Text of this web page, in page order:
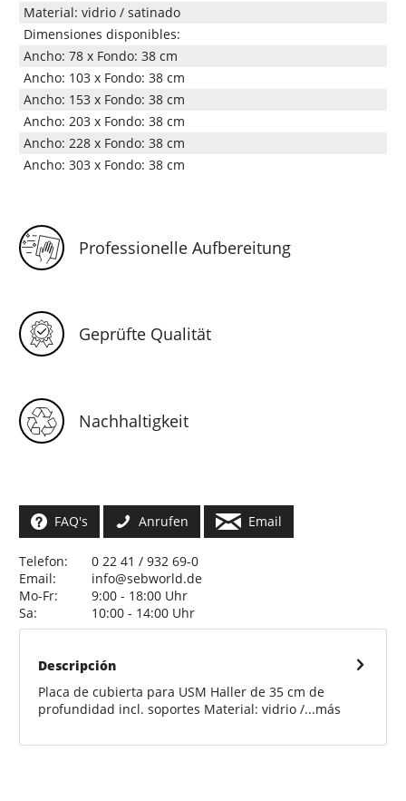
Material: vidrio / satinado
Dimensiones disponibles:
Ancho: 78 x Fondo: 38 cm
Ancho: 103 x Fondo: 38 cm
Ancho: 153 x Fondo: 38 cm
Ancho: 203 x Fondo: 38 cm
Ancho: 228 x Fondo: 38 cm
Ancho: 303 x Fondo: 38 cm
Professionelle Aufbereitung
Geprüfte Qualität
Nachhaltigkeit
FAQ's Anrufen Email
Telefon:
0 22 41 / 932 69-0
Email:
info@sebworld.de
Mo-Fr:
9:00 - 18:00 Uhr
Sa:
10:00 - 14:00 Uhr
Descripción
Placa de cubierta para USM Haller de 35 cm de
profundidad incl. soportes Material: vidrio /...más